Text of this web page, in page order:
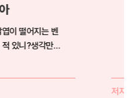
한눈에 펼쳐 보는 방대한 신화 이야
기! 신화로 만나는 신기한 독서 체
북 [그리스 로마 신화 올림포스 가
토마스 불핀치 글/㈜SBS콘텐츠허브 그림/주니어RHK편집부 편